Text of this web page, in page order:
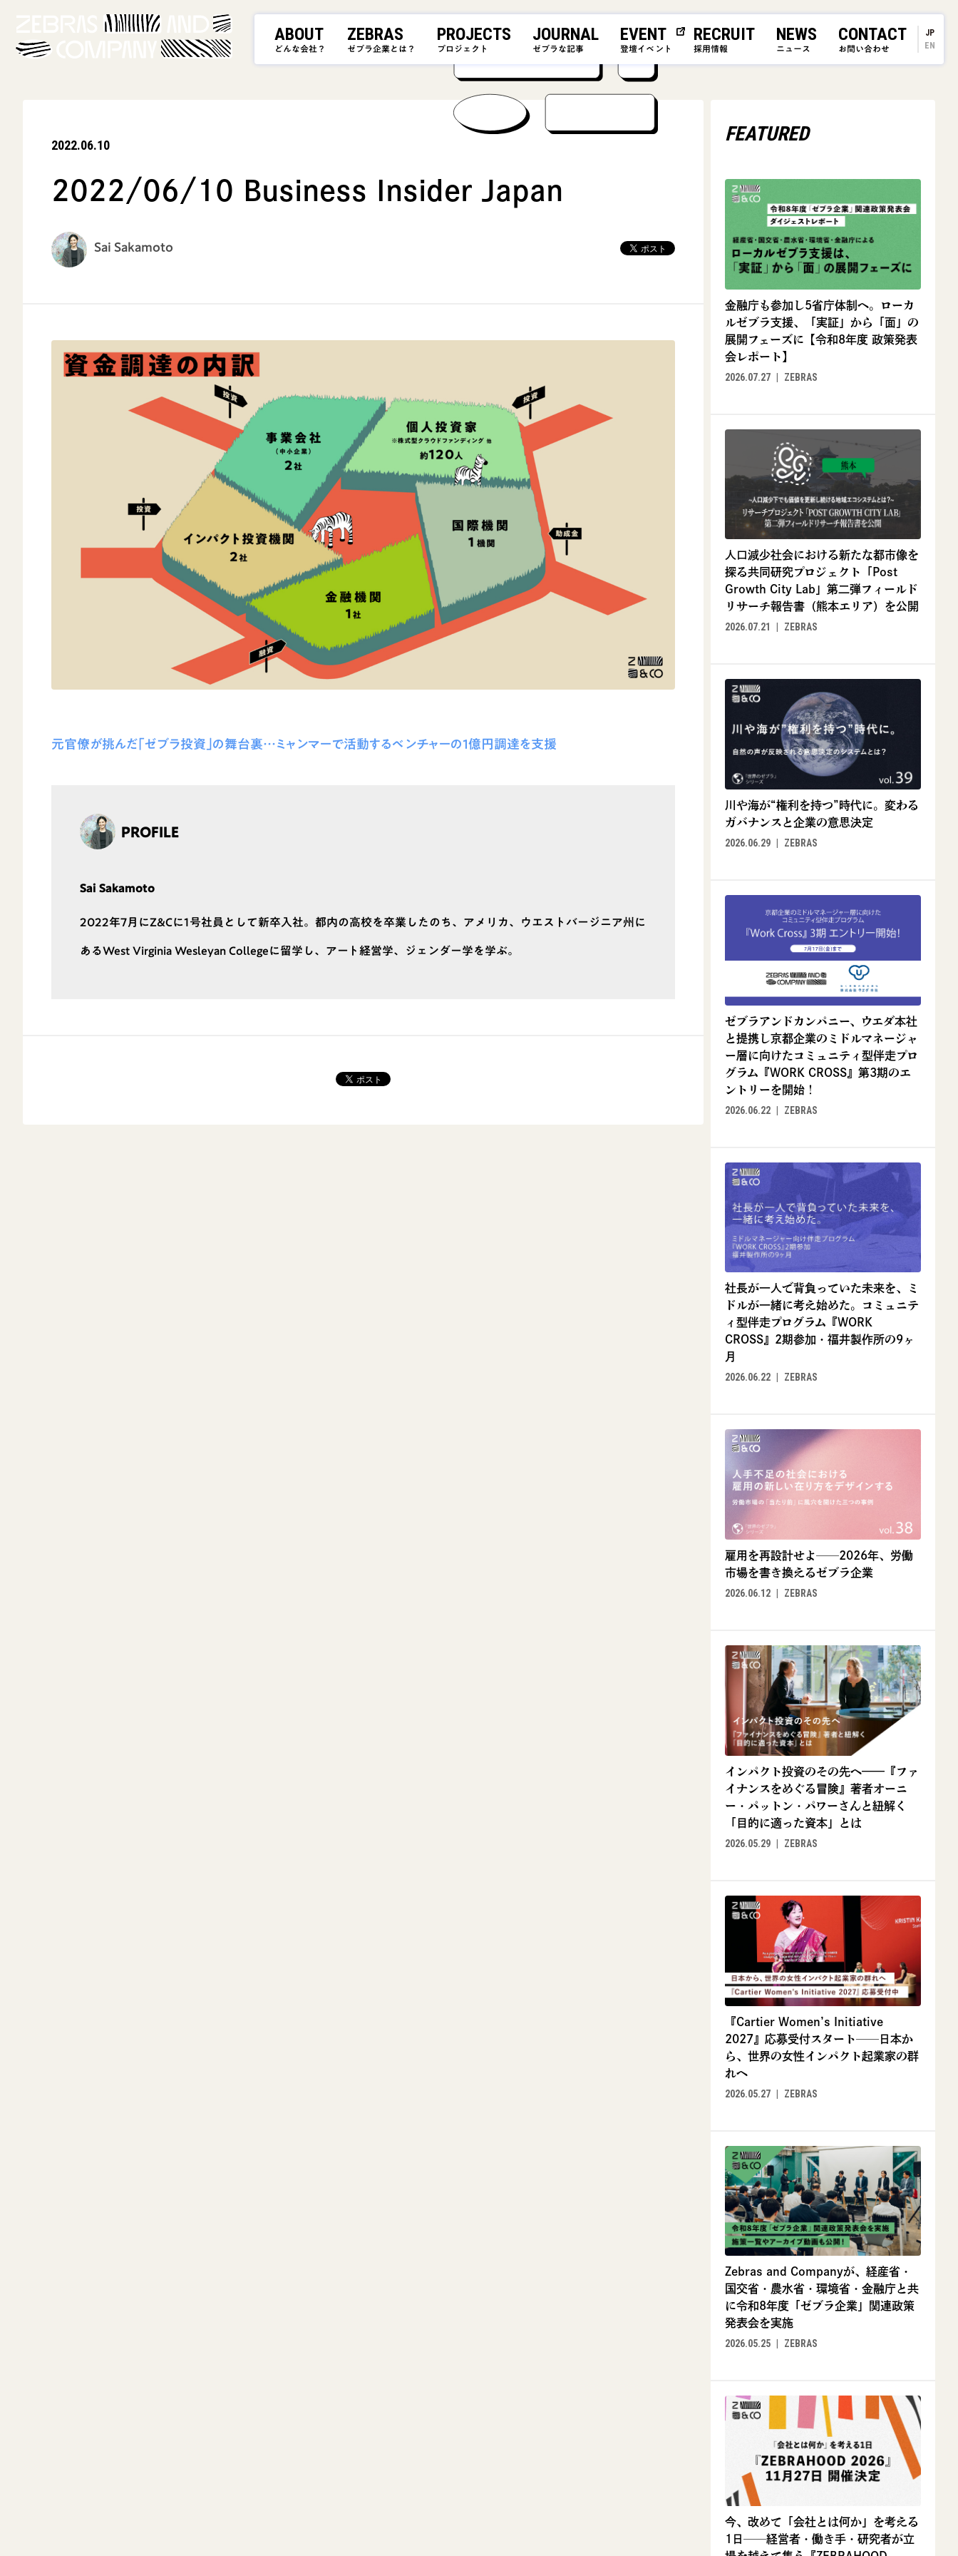
ABOUT
どんな会社？
ZEBRAS
ゼブラ企業とは？
PROJECTS
プロジェクト
JOURNAL
ゼブラな記事
EVENT
登壇イベント
RECRUIT
採用情報
NEWS
ニュース
CONTACT
お問い合わせ EN
JP
2022.06.10
2022/06/10 Business Insider Japan
Sai Sakamoto
元官僚が挑んだ｢ゼブラ投資｣の舞台裏…ミャンマーで活動するベンチャーの1億円調達を支援
PROFILE
Sai Sakamoto
2022年7月にZ&Cに1号社員として新卒入社。都内の高校を卒業したのち、アメリカ、ウエストバージニア州に
あるWest Virginia Wesleyan Collegeに留学し、アート経営学、ジェンダー学を学ぶ。
FEATURED
金融庁も参加し5省庁体制へ。ローカ
ルゼブラ支援、「実証」から「面」の
展開フェーズに【令和8年度 政策発表
会レポート】
2026.07.27
ZEBRAS
人口減少社会における新たな都市像を
探る共同研究プロジェクト「Post
Growth City Lab」第二弾フィールド
リサーチ報告書（熊本エリア）を公開
2026.07.21
ZEBRAS
川や海が“権利を持つ”時代に。変わる
ガバナンスと企業の意思決定
2026.06.29
ZEBRAS
ゼブラアンドカンパニー、ウエダ本社
と提携し京都企業のミドルマネージャ
ー層に向けたコミュニティ型伴走プロ
グラム『WORK CROSS』第3期のエ
ントリーを開始！
2026.06.22
ZEBRAS
社長が一人で背負っていた未来を、ミ
ドルが一緒に考え始めた。コミュニテ
ィ型伴走プログラム『WORK
CROSS』2期参加・福井製作所の9ヶ
月
2026.06.22
ZEBRAS
雇用を再設計せよ──2026年、労働
市場を書き換えるゼブラ企業
2026.06.12
ZEBRAS
インパクト投資のその先へ——『ファ
イナンスをめぐる冒険』著者オーニ
ー・パットン・パワーさんと紐解く
「目的に適った資本」とは
2026.05.29
ZEBRAS
『Cartier Women’s Initiative
2027』応募受付スタート──日本か
ら、世界の女性インパクト起業家の群
れへ
2026.05.27
ZEBRAS
Zebras and Companyが、経産省・
国交省・農水省・環境省・金融庁と共
に令和8年度「ゼブラ企業」関連政策
発表会を実施
2026.05.25
ZEBRAS
今、改めて「会社とは何か」を考える
1日──経営者・働き手・研究者が立